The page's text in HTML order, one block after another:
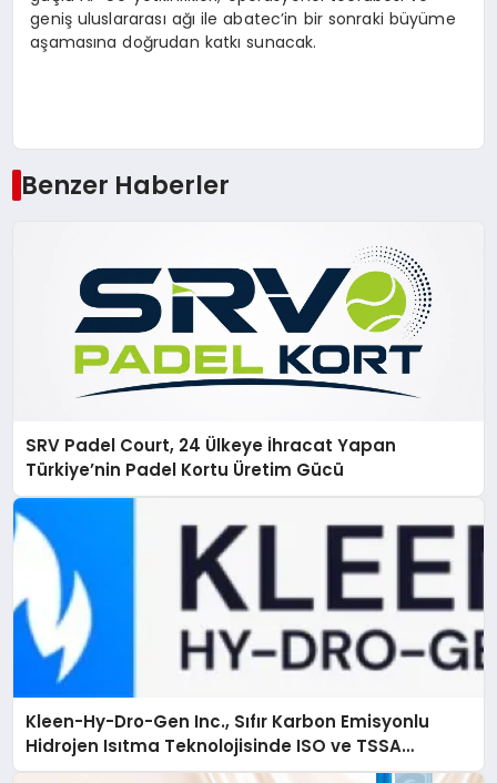
geniş uluslararası ağı ile abatec’in bir sonraki büyüme
aşamasına doğrudan katkı sunacak.
Benzer Haberler
SRV Padel Court, 24 Ülkeye İhracat Yapan
Türkiye’nin Padel Kortu Üretim Gücü
Kleen-Hy-Dro-Gen Inc., Sıfır Karbon Emisyonlu
Hidrojen Isıtma Teknolojisinde ISO ve TSSA
Düzenleyici Onaylarını Aldı